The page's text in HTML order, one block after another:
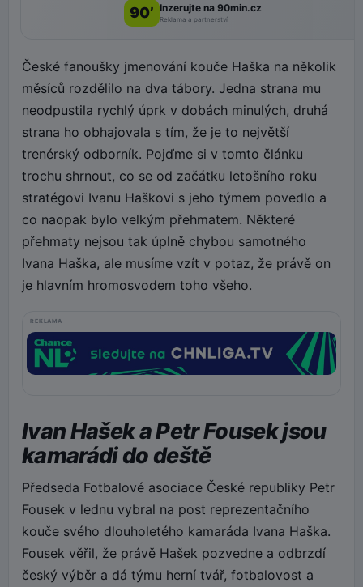
90’ Inzerujte na 90min.cz
Reklama a partnerství
České fanoušky jmenování kouče Haška na několik
měsíců rozdělilo na dva tábory. Jedna strana mu
neodpustila rychlý úprk v dobách minulých, druhá
strana ho obhajovala s tím, že je to největší
trenérský odborník. Pojďme si v tomto článku
trochu shrnout, co se od začátku letošního roku
stratégovi Ivanu Haškovi s jeho týmem povedlo a
co naopak bylo velkým přehmatem. Některé
přehmaty nejsou tak úplně chybou samotného
Ivana Haška, ale musíme vzít v potaz, že právě on
je hlavním hromosvodem toho všeho.
REKLAMA
Ivan Hašek a Petr Fousek jsou
kamarádi do deště
Předseda Fotbalové asociace České republiky Petr
Fousek v lednu vybral na post reprezentačního
kouče svého dlouholetého kamaráda Ivana Haška.
Fousek věřil, že právě Hašek pozvedne a odbrzdí
český výběr a dá týmu herní tvář, fotbalovost a